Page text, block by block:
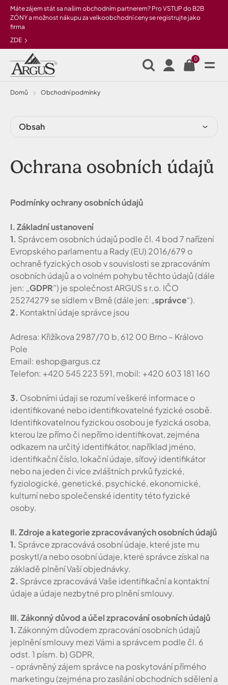
Přeskočit na hlavní obsah
Máte zájem stát sa našim obchodním partnerem? Pro VSTUP do B2B
ZÓNY a možnost nákupu za velkoobchodní ceny se registrujte jako
firma
ZDE
0
Domů Obchodní podmínky
Obsah
Ochrana osobních údajů
Podmínky ochrany osobních údajů
I. Základní ustanovení
1. Správcem osobních údajů podle čl. 4 bod 7 nařízení
Evropského parlamentu a Rady (EU) 2016/679 o
ochraně fyzických osob v souvislosti se zpracováním
osobních údajů a o volném pohybu těchto údajů (dále
jen: „GDPR”) je společnost ARGUS s r.o. IČO
25274279 se sídlem v Brně (dále jen: „správce“).
2. Kontaktní údaje správce jsou
Adresa: Křižíkova 2987/70 b, 612 00 Brno – Královo
Pole
Email: eshop@argus.cz
Telefon: +420 545 223 591, mobil: +420 603 181 160
3. Osobními údaji se rozumí veškeré informace o
identifikované nebo identifikovatelné fyzické osobě.
Identifikovatelnou fyzickou osobou je fyzická osoba,
kterou lze přímo či nepřímo identifikovat, zejména
odkazem na určitý identifikátor, například jméno,
identifikační číslo, lokační údaje, síťový identifikátor
nebo na jeden či více zvláštních prvků fyzické,
fyziologické, genetické, psychické, ekonomické,
kulturní nebo společenské identity této fyzické
osoby.
II. Zdroje a kategorie zpracovávaných osobních údajů
1. Správce zpracovává osobní údaje, které jste mu
poskytl/a nebo osobní údaje, které správce získal na
základě plnění Vaší objednávky.
2. Správce zpracovává Vaše identifikační a kontaktní
údaje a údaje nezbytné pro plnění smlouvy.
III. Zákonný důvod a účel zpracování osobních údajů
1. Zákonným důvodem zpracování osobních údajů
jeplnění smlouvy mezi Vámi a správcem podle čl. 6
odst. 1 písm. b) GDPR,
- oprávněný zájem správce na poskytování přímého
marketingu (zejména pro zasílání obchodních sdělení a